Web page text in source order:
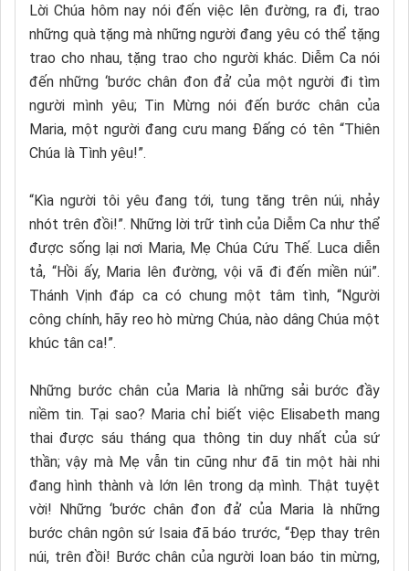
Lời Chúa hôm nay nói đến việc lên đường, ra đi, trao
những quà tặng mà những người đang yêu có thể tặng
trao cho nhau, tặng trao cho người khác. Diễm Ca nói
đến những ‘bước chân đon đả’ của một người đi tìm
người mình yêu; Tin Mừng nói đến bước chân của
Maria, một người đang cưu mang Đấng có tên “Thiên
Chúa là Tình yêu!”.
“Kìa người tôi yêu đang tới, tung tăng trên núi, nhảy
nhót trên đồi!”. Những lời trữ tình của Diễm Ca như thể
được sống lại nơi Maria, Mẹ Chúa Cứu Thế. Luca diễn
tả, “Hồi ấy, Maria lên đường, vội vã đi đến miền núi”.
Thánh Vịnh đáp ca có chung một tâm tình, “Người
công chính, hãy reo hò mừng Chúa, nào dâng Chúa một
khúc tân ca!”.
Những bước chân của Maria là những sải bước đầy
niềm tin. Tại sao? Maria chỉ biết việc Elisabeth mang
thai được sáu tháng qua thông tin duy nhất của sứ
thần; vậy mà Mẹ vẫn tin cũng như đã tin một hài nhi
đang hình thành và lớn lên trong dạ mình. Thật tuyệt
vời! Những ‘bước chân đon đả’ của Maria là những
bước chân ngôn sứ Isaia đã báo trước, “Đẹp thay trên
núi, trên đồi! Bước chân của người loan báo tin mừng,